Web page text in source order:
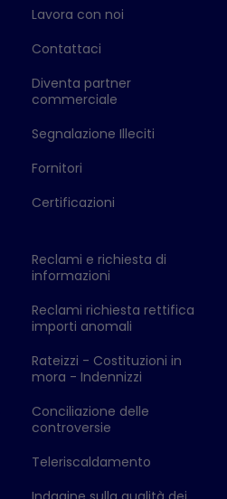
Lavora con noi
Contattaci
Diventa partner
commerciale
Segnalazione Illeciti
Fornitori
Certificazioni
Reclami e richiesta di
informazioni
Reclami richiesta rettifica
importi anomali
Rateizzi - Costituzioni in
mora - Indennizzi
Conciliazione delle
controversie
Teleriscaldamento